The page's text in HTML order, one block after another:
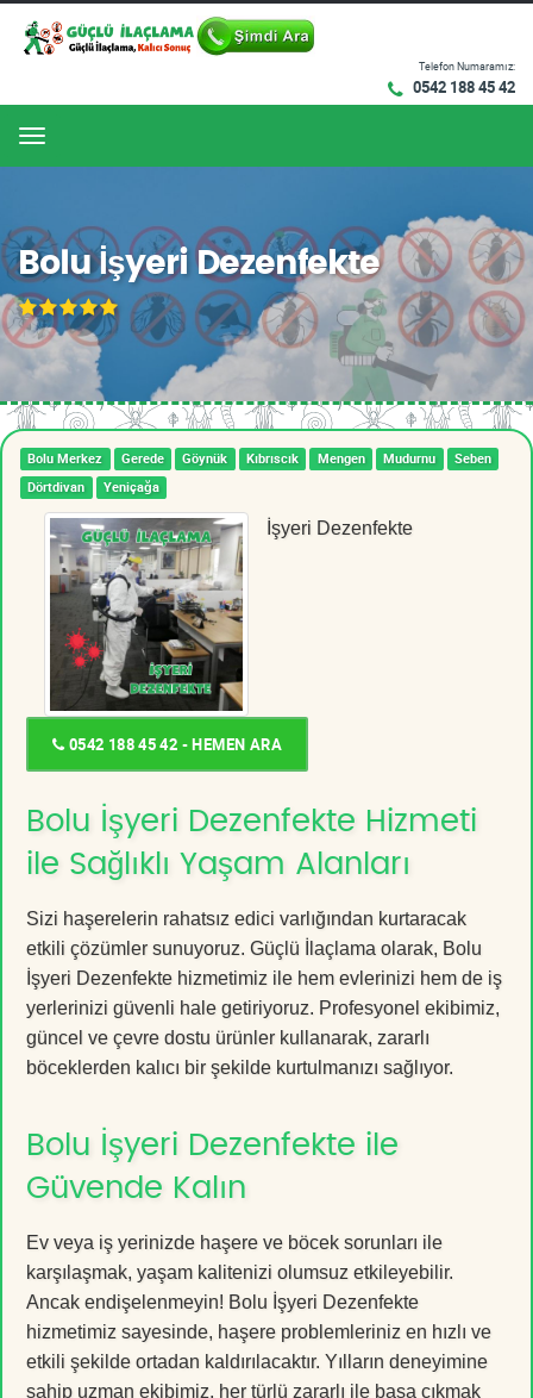
Telefon Numaramız:
0542 188 45 42
Menu
Bolu İşyeri Dezenfekte
Bolu Merkez Gerede Göynük Kıbrıscık Mengen Mudurnu
Seben
Dörtdivan
Yeniçağa
İşyeri Dezenfekte
0542 188 45 42 - HEMEN ARA
Bolu İşyeri Dezenfekte Hizmeti
ile Sağlıklı Yaşam Alanları
Sizi haşerelerin rahatsız edici varlığından kurtaracak
etkili çözümler sunuyoruz. Güçlü İlaçlama olarak, Bolu
İşyeri Dezenfekte hizmetimiz ile hem evlerinizi hem de iş
yerlerinizi güvenli hale getiriyoruz. Profesyonel ekibimiz,
güncel ve çevre dostu ürünler kullanarak, zararlı
böceklerden kalıcı bir şekilde kurtulmanızı sağlıyor.
Bolu İşyeri Dezenfekte ile
Güvende Kalın
Ev veya iş yerinizde haşere ve böcek sorunları ile
karşılaşmak, yaşam kalitenizi olumsuz etkileyebilir.
Ancak endişelenmeyin! Bolu İşyeri Dezenfekte
hizmetimiz sayesinde, haşere problemleriniz en hızlı ve
etkili şekilde ortadan kaldırılacaktır. Yılların deneyimine
sahip uzman ekibimiz, her türlü zararlı ile başa çıkmak